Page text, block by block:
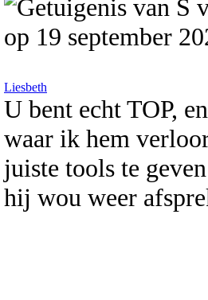
op 19 september
Liesbeth
U bent echt TOP,
waar ik hem
juiste tools te
hij wou weer